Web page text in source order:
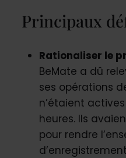
Principaux
Rationaliser le
BeMate a dû
ses opérations
n’étaient
heures. Ils
pour rendre